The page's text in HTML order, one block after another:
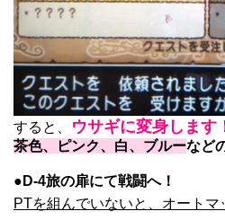
すると、 ウサギに変身します
茶色、ピンク、白、ブルーなど
● D-4旅の扉にて戦闘へ！
PTを組んでいないと、オートマ